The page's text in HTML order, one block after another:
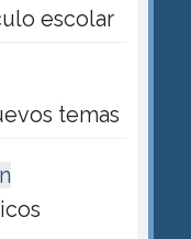
escolar
temas